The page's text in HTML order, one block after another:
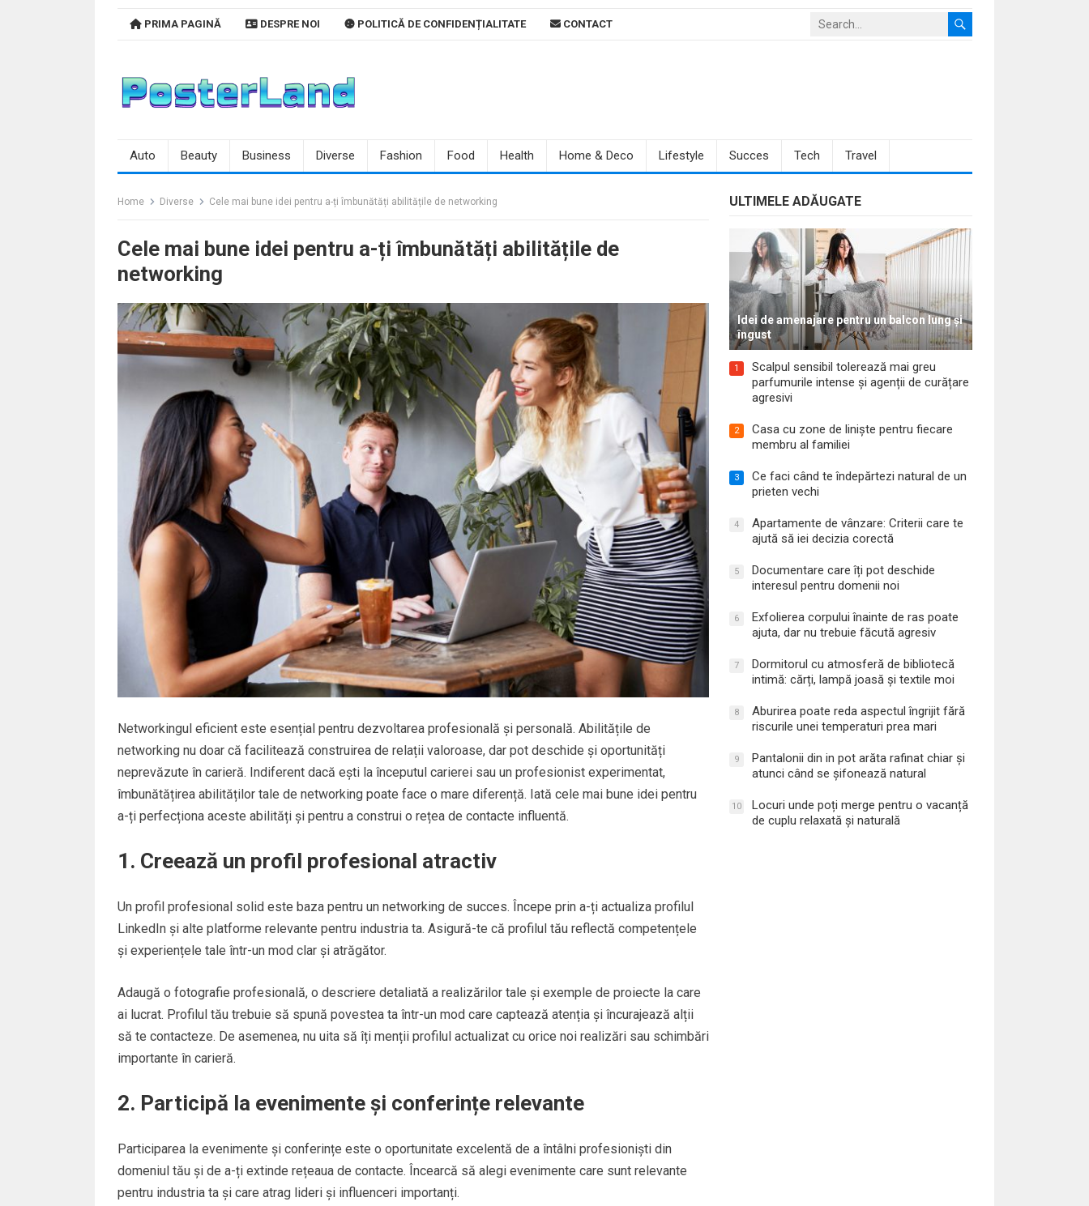
PRIMA PAGINĂ DESPRE NOI POLITICĂ DE CONFIDENȚIALITATE CONTACT
Auto Beauty Business Diverse Fashion Food Health Home & Deco Lifestyle Succes Tech Travel
Home Diverse Cele mai bune idei pentru a-ți îmbunătăți abilitățile de networking
Cele mai bune idei pentru a-ți îmbunătăți abilitățile de
networking
Networkingul eficient este esențial pentru dezvoltarea profesională și personală. Abilitățile de
networking nu doar că facilitează construirea de relații valoroase, dar pot deschide și oportunități
neprevăzute în carieră. Indiferent dacă ești la începutul carierei sau un profesionist experimentat,
îmbunătățirea abilităților tale de networking poate face o mare diferență. Iată cele mai bune idei pentru
a-ți perfecționa aceste abilități și pentru a construi o rețea de contacte influentă.
1. Creează un profil profesional atractiv
Un profil profesional solid este baza pentru un networking de succes. Începe prin a-ți actualiza profilul
LinkedIn și alte platforme relevante pentru industria ta. Asigură-te că profilul tău reflectă competențele
și experiențele tale într-un mod clar și atrăgător.
Adaugă o fotografie profesională, o descriere detaliată a realizărilor tale și exemple de proiecte la care
ai lucrat. Profilul tău trebuie să spună povestea ta într-un mod care captează atenția și încurajează alții
să te contacteze. De asemenea, nu uita să îți menții profilul actualizat cu orice noi realizări sau schimbări
importante în carieră.
2. Participă la evenimente și conferințe relevante
Participarea la evenimente și conferințe este o oportunitate excelentă de a întâlni profesioniști din
domeniul tău și de a-ți extinde rețeaua de contacte. Încearcă să alegi evenimente care sunt relevante
pentru industria ta și care atrag lideri și influenceri importanți.
ULTIMELE ADĂUGATE
Idei de amenajare pentru un balcon lung și
îngust
1
Scalpul sensibil tolerează mai greu
parfumurile intense și agenții de curățare
agresivi
2
Casa cu zone de liniște pentru fiecare
membru al familiei
3
Ce faci când te îndepărtezi natural de un
prieten vechi
4
Apartamente de vânzare: Criterii care te
ajută să iei decizia corectă
5
Documentare care îți pot deschide
interesul pentru domenii noi
6
Exfolierea corpului înainte de ras poate
ajuta, dar nu trebuie făcută agresiv
7
Dormitorul cu atmosferă de bibliotecă
intimă: cărți, lampă joasă și textile moi
8
Aburirea poate reda aspectul îngrijit fără
riscurile unei temperaturi prea mari
9
Pantalonii din in pot arăta rafinat chiar și
atunci când se șifonează natural
10
Locuri unde poți merge pentru o vacanță
de cuplu relaxată și naturală